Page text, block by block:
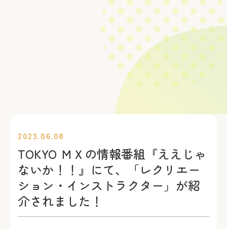
2023.06.08
TOKYO ＭＸの情報番組『ええじゃ
ないか！！』にて、「レクリエー
ション・インストラクター」が紹
介されました！